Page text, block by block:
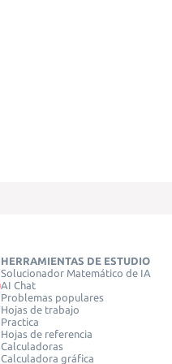
HERRAMIENTAS DE ESTUDIO
Solucionador Matemático de IA
AI Chat
Problemas populares
Hojas de trabajo
Practica
Hojas de referencia
Calculadoras
Calculadora gráfica